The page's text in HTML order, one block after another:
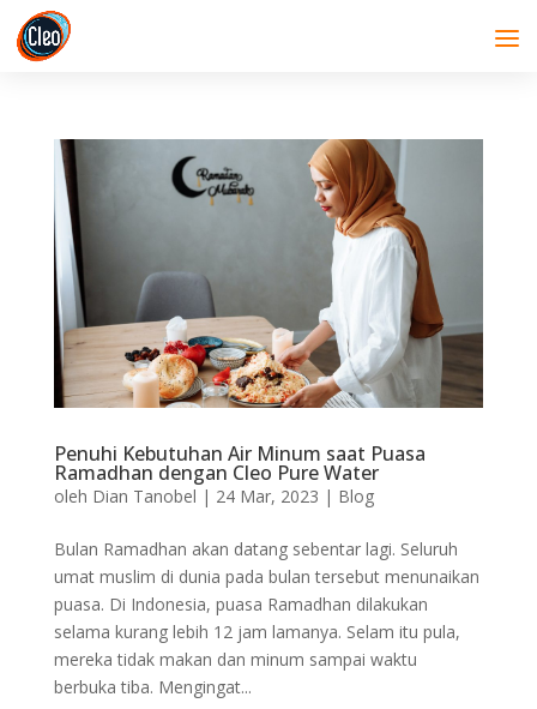
Penuhi Kebutuhan Air Minum saat Puasa
Ramadhan dengan Cleo Pure Water
oleh Dian Tanobel | 24 Mar, 2023 | Blog
Bulan Ramadhan akan datang sebentar lagi. Seluruh
umat muslim di dunia pada bulan tersebut menunaikan
puasa. Di Indonesia, puasa Ramadhan dilakukan
selama kurang lebih 12 jam lamanya. Selam itu pula,
mereka tidak makan dan minum sampai waktu
berbuka tiba. Mengingat...